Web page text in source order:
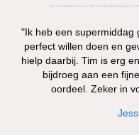
"Ik heb een supermiddag
perfect willen doen en
hielp daarbij. Tim is erg
bijdroeg aan een
oordeel. Zeker in